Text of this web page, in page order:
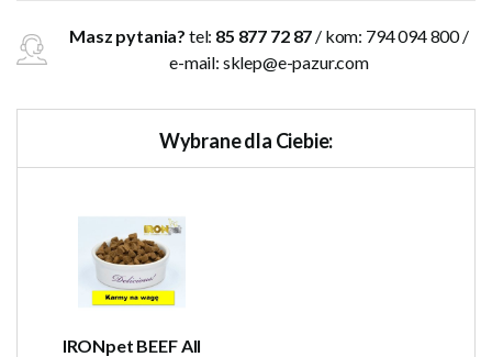
Masz pytania? tel: 85 877 72 87 / kom: 794 094 800 /
e-mail: sklep@e-pazur.com
Wybrane dla Ciebie:
IRONpet BEEF All